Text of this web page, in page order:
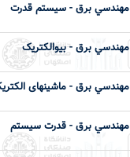
مهندسي برق - سیستم قدرت
مهندسي برق - بیوالکتریک
مهندسي برق - ماشینهای
مهندسي برق - قدرت سیستم